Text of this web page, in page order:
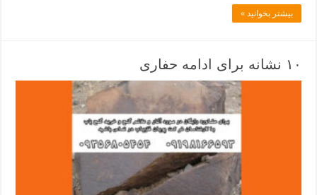
بیشتر بخوانید »
۱۰ نشانه برای ادامه حفاری